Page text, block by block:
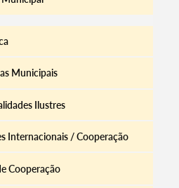
Municipais
Ilustres
Internacionais / Cooperação
Cooperação